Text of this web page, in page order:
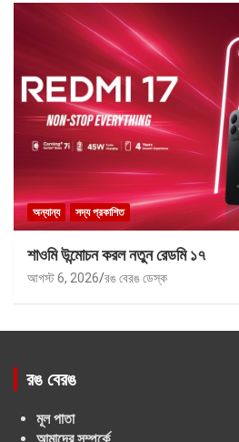
অন্যান্য সদ্য প্রকাশিত
শাওমি উন্মোচন করল নতুন রেডমি ১৭
আগস্ট 6, 2026 রঙ বেরঙ ডেস্ক
রঙ বেরঙ
মূল পাতা